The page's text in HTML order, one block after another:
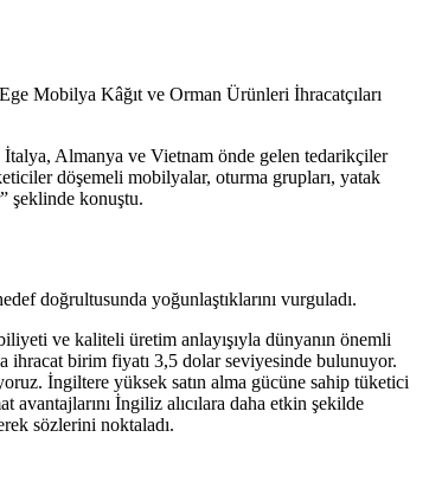
Mobilya Kâğıt ve Orman Ürünleri İhracatçıları
Almanya ve Vietnam önde gelen tedarikçiler
döşemeli mobilyalar, oturma grupları, yatak
şeklinde konuştu.
doğrultusunda yoğunlaştıklarını vurguladı.
ve kaliteli üretim anlayışıyla dünyanın önemli
ihracat birim fiyatı 3,5 dolar seviyesinde bulunuyor.
İngiltere yüksek satın alma gücüne sahip tüketici
avantajlarını İngiliz alıcılara daha etkin şekilde
sözlerini noktaladı.